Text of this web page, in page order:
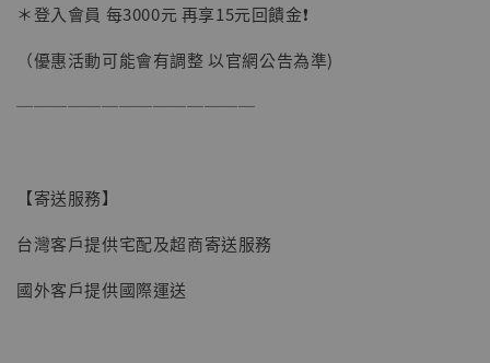
＊登入會員 每3000元 再享15元回饋金❗️
（優惠活動可能會有調整 以官網公告為準)
──────────────
【寄送服務】
台灣客戶提供宅配及超商寄送服務
國外客戶提供國際運送